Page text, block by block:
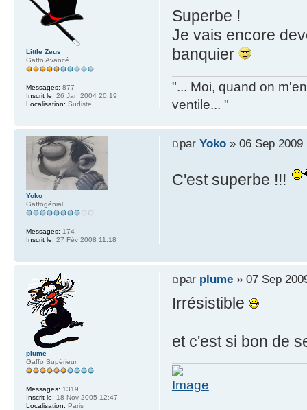
Superbe !
Je vais encore
banquier
"... Moi, quand on
ventile... "
Little Zeus
Gaffo Avancé
Messages: 877
Inscrit le: 26 Jan 2004 20:19
Localisation: Sudiste
par Yoko» 06 Sep 2009
C'est superbe !!!
Yoko
Gaffogénial
Messages: 174
Inscrit le: 27 Fév 2008 11:18
par plume» 07 Sep
Irrésistible
et c'est si bon de
plume
Gaffo Supérieur
Messages: 1319
Inscrit le: 18 Nov 2005 12:47
Localisation: Paris